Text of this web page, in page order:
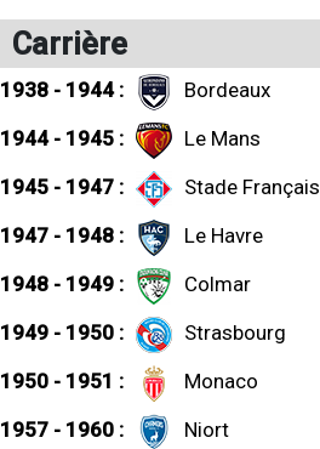
Carrière
1938 - 1944 :
Bordeaux
1944 - 1945 :
Le Mans
1945 - 1947 :
Stade Français
1947 - 1948 :
Le Havre
1948 - 1949 :
Colmar
1949 - 1950 :
Strasbourg
1950 - 1951 :
Monaco
1957 - 1960 :
Niort